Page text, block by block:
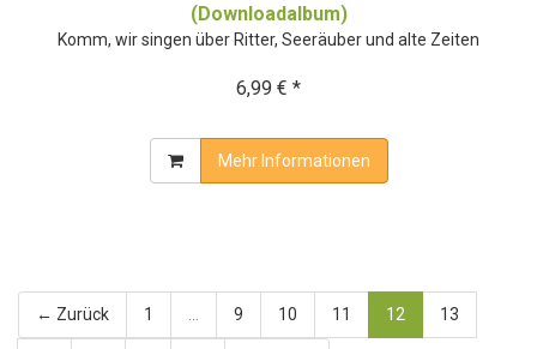
(Downloadalbum)
Komm, wir singen über Ritter, Seeräuber und alte Zeiten
6,99 € *
Mehr Informationen
← Zurück 1 9 10 11 12 13